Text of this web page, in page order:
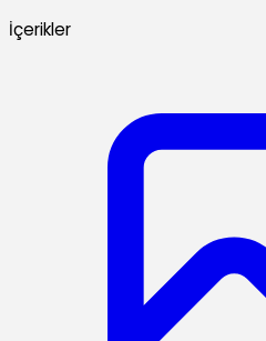
İçerikler